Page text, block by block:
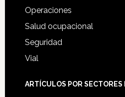
Operaciones
Salud ocupacional
Seguridad
Vial
ARTÍCULOS POR SECTORES